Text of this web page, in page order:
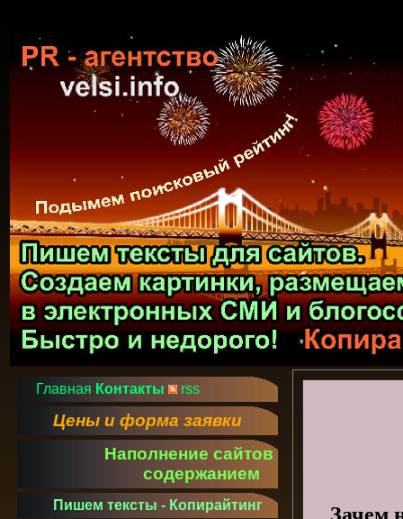
Главная Контакты rss
Цены и форма заявки
Наполнение сайтов
содержанием
Пишем тексты - Копирайтинг